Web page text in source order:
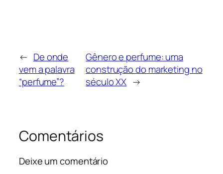
← De onde
vem a palavra
“perfume”?
Gênero e perfume: uma
construção do marketing no
século XX →
Comentários
Deixe um comentário